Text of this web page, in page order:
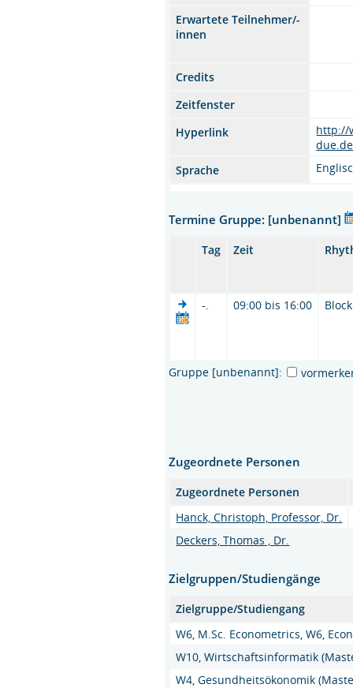
Erwartete Teilnehmer/-
innen
Credits
Zeitfenster
Hyperlink
http://
Sprache
Termine Gruppe: [unbenannt]
Tag Zeit
-. 09:00 bis 16:00 Block
Gruppe [unbenannt]:
Zugeordnete Personen
Zugeordnete Personen
Hanck, Christoph, Professor, Dr.
Deckers, Thomas , Dr.
Zielgruppen/Studiengänge
Zielgruppe/Studiengang
W6, M.Sc. Econometrics, W6,
W10, Wirtschaftsinformatik
W4, Gesundheitsökonomik